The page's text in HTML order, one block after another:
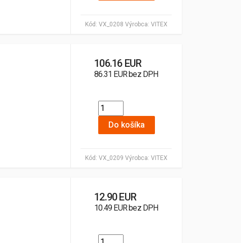
Kód: VX_0208 Výrobca: VITEX
Kód: VX_0209 Výrobca: VITEX
106.16 EUR
86.31 EUR bez DPH
Do košíka
12.90 EUR
10.49 EUR bez DPH